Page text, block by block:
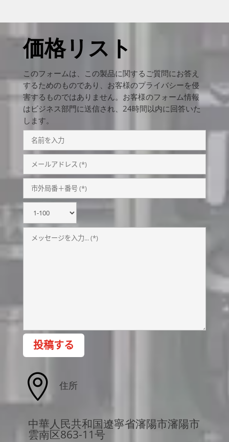
価格リスト
このフォームは、この製品に関するご質問にお答え
するためのものであり、お客様のプライバシーを侵
害するものではありません。お客様のフォーム情報
はビジネス部門に送信され、24時間以内に回答いた
します。
投稿する
 住所
中華人民共和国遼寧省瀋陽市瀋陽市
雲南区863-11号